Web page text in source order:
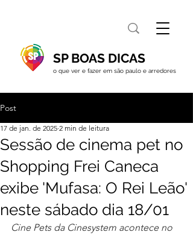
SP BOAS DICAS
o que ver e fazer em são paulo e arredores
Post
Sessão de cinema pet no
Shopping Frei Caneca
exibe 'Mufasa: O Rei Leão'
neste sábado dia 18/01
17 de jan. de 2025 2 min de leitura
Cine Pets da Cinesystem acontece no